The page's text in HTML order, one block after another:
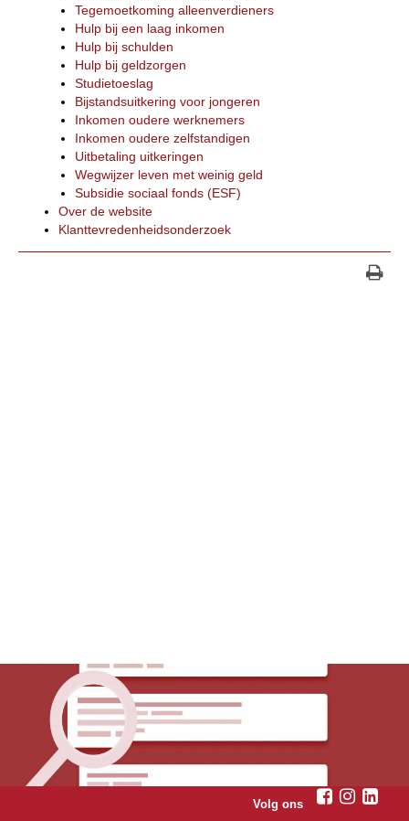
Tegemoetkoming alleenverdieners
Hulp bij een laag inkomen
Hulp bij schulden
Hulp bij geldzorgen
Studietoeslag
Bijstandsuitkering voor jongeren
Inkomen oudere werknemers
Inkomen oudere zelfstandigen
Uitbetaling uitkeringen
Wegwijzer leven met weinig geld
Subsidie sociaal fonds (ESF)
Over de website
Klanttevredenheidsonderzoek
Volg ons